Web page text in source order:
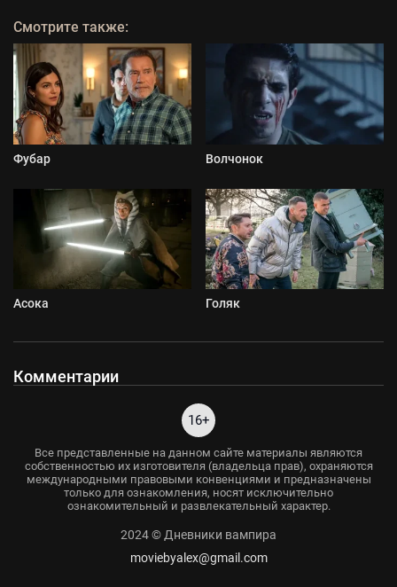
Смотрите также:
Фубар Волчонок
Асока Голяк
Комментарии
16+
Все представленные на данном сайте материалы являются
собственностью их изготовителя (владельца прав), охраняются
международными правовыми конвенциями и предназначены
только для ознакомления, носят исключительно
ознакомительный и развлекательный характер.
2024 © Дневники вампира
moviebyalex@gmail.com